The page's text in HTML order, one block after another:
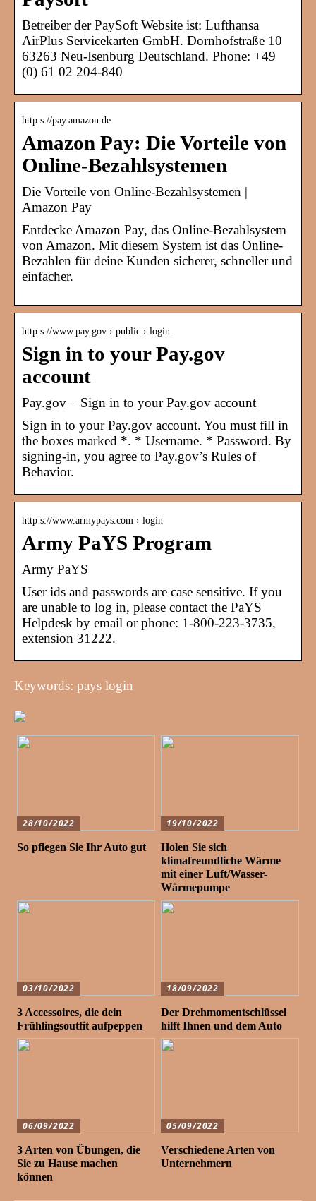
Betreiber der PaySoft Website ist: Lufthansa
AirPlus Servicekarten GmbH. Dornhofstraße 10
63263 Neu-Isenburg Deutschland. Phone: +49
(0) 61 02 204-840
http s://pay.amazon.de
Amazon Pay: Die Vorteile von
Online-Bezahlsystemen
Die Vorteile von Online-Bezahlsystemen |
Amazon Pay
Entdecke Amazon Pay, das Online-Bezahlsystem
von Amazon. Mit diesem System ist das Online-
Bezahlen für deine Kunden sicherer, schneller und
einfacher.
http s://www.pay.gov › public › login
Sign in to your Pay.gov
account
Pay.gov – Sign in to your Pay.gov account
Sign in to your Pay.gov account. You must fill in
the boxes marked *. * Username. * Password. By
signing-in, you agree to Pay.gov’s Rules of
Behavior.
http s://www.armypays.com › login
Army PaYS Program
Army PaYS
User ids and passwords are case sensitive. If you
are unable to log in, please contact the PaYS
Helpdesk by email or phone: 1-800-223-3735,
extension 31222.
Keywords: pays login
28/10/2022
So pflegen Sie Ihr Auto gut
19/10/2022
Holen Sie sich
klimafreundliche Wärme
mit einer Luft/Wasser-
Wärmepumpe
03/10/2022
3 Accessoires, die dein
Frühlingsoutfit aufpeppen
18/09/2022
Der Drehmomentschlüssel
hilft Ihnen und dem Auto
06/09/2022
3 Arten von Übungen, die
Sie zu Hause machen
können
05/09/2022
Verschiedene Arten von
Unternehmern